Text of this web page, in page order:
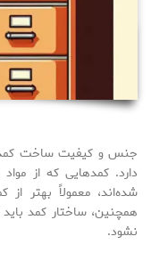
جنس و کیفیت ساخت کمد
دارد. کمدهایی که از
شده‌اند، معمولاً بهتر
همچنین، ساختار کمد
نشود.